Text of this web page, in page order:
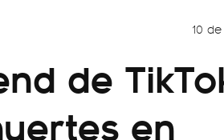
10
de
en